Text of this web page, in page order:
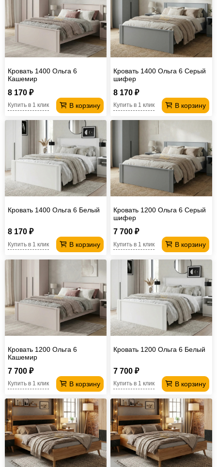
Кровать 1400 Ольга 6
Кашемир
8 170 ₽
В корзину
Купить в 1 клик
Кровать 1400 Ольга 6 Серый
шифер
8 170 ₽
В корзину
Купить в 1 клик
Кровать 1400 Ольга 6 Белый
8 170 ₽
В корзину
Купить в 1 клик
Кровать 1200 Ольга 6 Серый
шифер
7 700 ₽
В корзину
Купить в 1 клик
Кровать 1200 Ольга 6
Кашемир
7 700 ₽
В корзину
Купить в 1 клик
Кровать 1200 Ольга 6 Белый
7 700 ₽
В корзину
Купить в 1 клик